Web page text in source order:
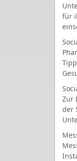
für
Zur
der